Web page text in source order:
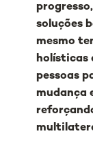
soluções
mesmo
holísticas
pessoas
mudança